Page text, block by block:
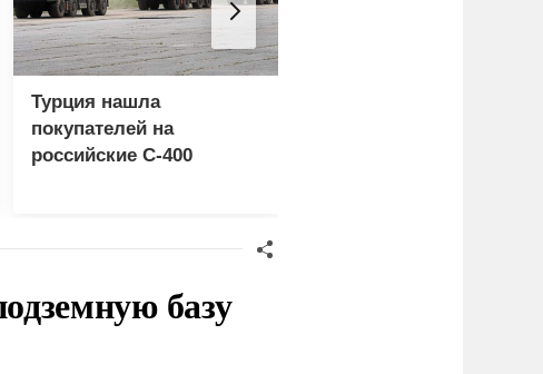
Турция нашла
покупателей на
российские C-400
базу